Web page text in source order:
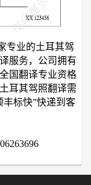
专业的土耳其驾
服务，公司拥有
国翻译专业资格
耳其驾照翻译需
丰标快”快递到客